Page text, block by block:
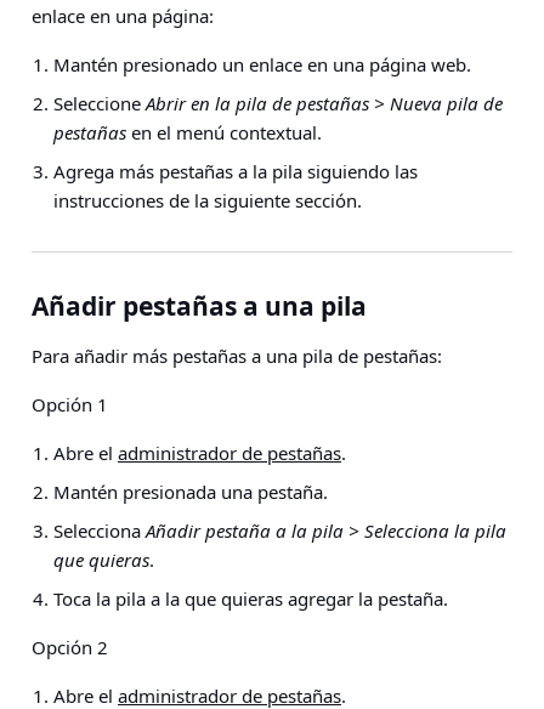
enlace en una página:
Mantén presionado un enlace en una página web.
Seleccione Abrir en la pila de pestañas > Nueva pila de
pestañas en el menú contextual.
Agrega más pestañas a la pila siguiendo las
instrucciones de la siguiente sección.
Añadir pestañas a una pila
Para añadir más pestañas a una pila de pestañas:
Opción 1
Abre el administrador de pestañas.
Mantén presionada una pestaña.
Selecciona Añadir pestaña a la pila > Selecciona la pila
que quieras.
Toca la pila a la que quieras agregar la pestaña.
Opción 2
Abre el administrador de pestañas.